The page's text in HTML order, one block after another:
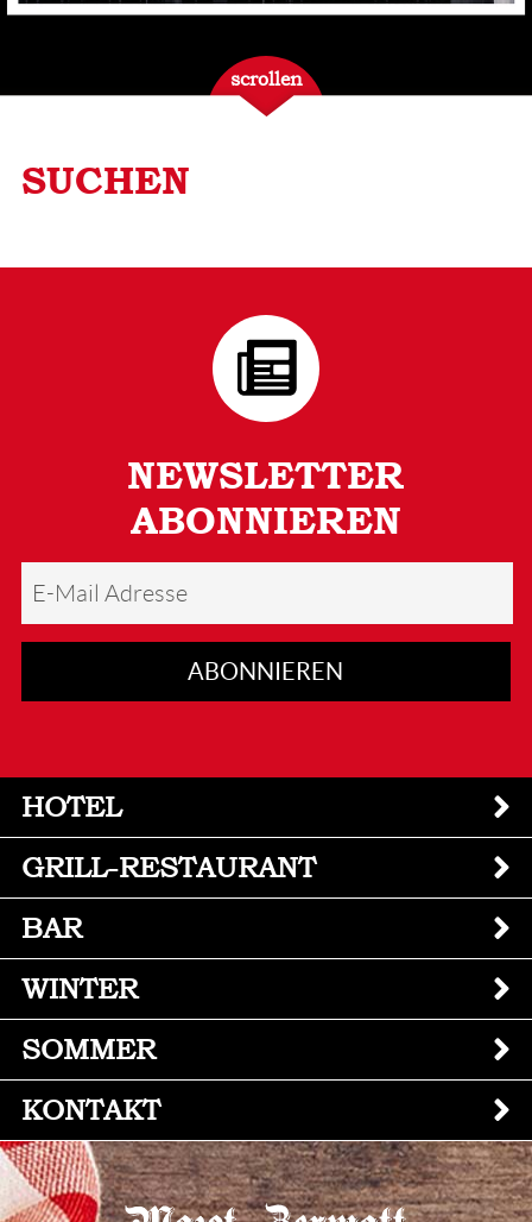
scrollen
SUCHEN
NEWSLETTER
ABONNIEREN
HOTEL
GRILL-RESTAURANT
BAR
WINTER
SOMMER
KONTAKT